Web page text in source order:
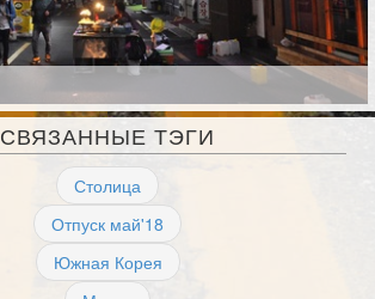
СВЯЗАННЫЕ ТЭГИ
Столица
Отпуск май'18
Южная Корея